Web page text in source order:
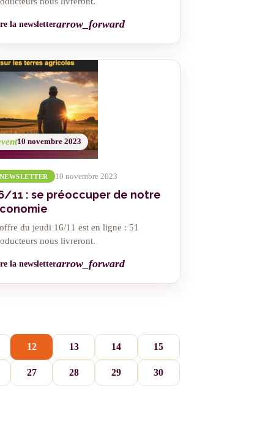
la newsletterarrow_forward
10 novembre 2023
10 novembre 2023
11 : se préoccuper de notre
du jeudi 16/11 est en ligne : 51
nous livreront.
la newsletterarrow_forward
12 13 14 15
27 28 29 30